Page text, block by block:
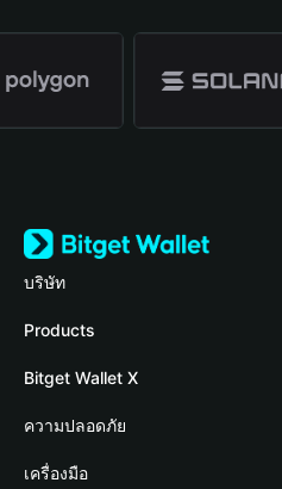
บริษัท
เกี่ยวกับ Bitget Wallet
Blog
Academy
ข่าวสารด้านคริปโต
Products
Crypto Card
Stablecoin Earn
Payfi Crypto
Bitget Wallet X
นักพัฒนา
เชื่อมต่อ Wallet
ความปลอดภัย
Protection Fund
เครื่องมือ